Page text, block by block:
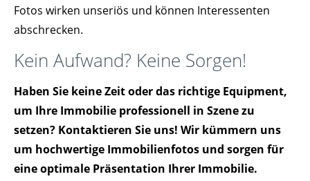
Fotos wirken unseriös und können Interessenten
abschrecken.
Kein Aufwand? Keine Sorgen!
Haben Sie keine Zeit oder das richtige Equipment,
um Ihre Immobilie professionell in Szene zu
setzen? Kontaktieren Sie uns! Wir kümmern uns
um hochwertige Immobilienfotos und sorgen für
eine optimale Präsentation Ihrer Immobilie.